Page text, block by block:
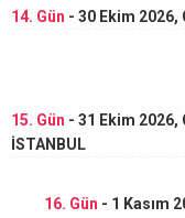
14. Gün - 30 Ekim 2026,
15. Gün - 31 Ekim 2026,
İSTANBUL
16. Gün - 1 Kasım